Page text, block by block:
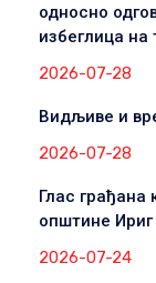
односно
избеглица на
2026-07-28
Видљиве и
2026-07-28
Глас грађана
општине Ириг
2026-07-24